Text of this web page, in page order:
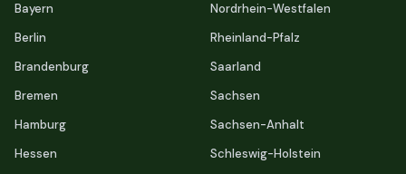
Bayern
Berlin
Brandenburg
Bremen
Hamburg
Hessen
Nordrhein-Westfalen
Rheinland-Pfalz
Saarland
Sachsen
Sachsen-Anhalt
Schleswig-Holstein